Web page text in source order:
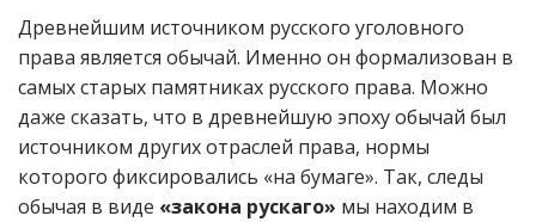
Древнейшим источником русского уголовного
права является обычай. Именно он формализован в
самых старых памятниках русского права. Можно
даже сказать, что в древнейшую эпоху обычай был
источником других отраслей права, нормы
которого фиксировались «на бумаге». Так, следы
обычая в виде «закона рускаго» мы находим в